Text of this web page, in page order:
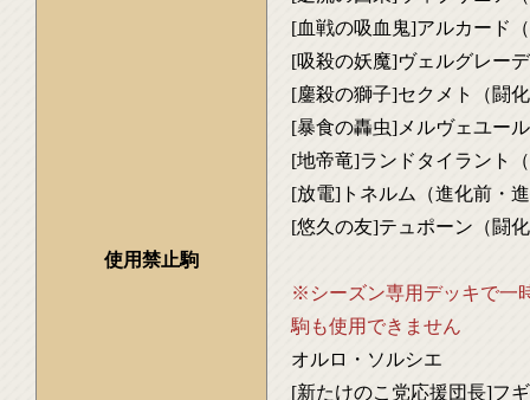
使用禁止駒
[血戦の吸血鬼]アルカード
[吸殺の妖魔]ヴェルグレーデ
[鏖殺の獅子]セクメト（闘
[暴食の轟虫]メルヴェユー
[地帝竜]ランドタイラント
[放電]トネルム（進化前・
[悠久の友]テュポーン（闘
※シーズン専用デッキで一
駒も使用できません
オルロ・ソルシエ
[新たけのこ党応援団長]フ